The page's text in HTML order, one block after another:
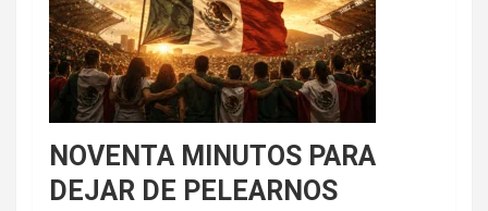
NOVENTA MINUTOS PARA
DEJAR DE PELEARNOS